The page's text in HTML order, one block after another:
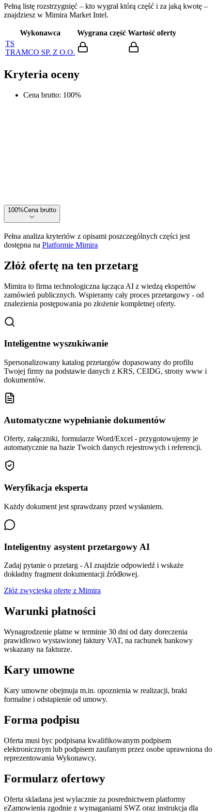
Pełną listę rozstrzygnięć – kto wygrał którą część i za jaką kwotę –
znajdziesz w Mimira Market Intel.
Wykonawca Wygrana część Wartość oferty
TS
TRAMCO SP. Z O.O.
Kryteria oceny
Cena brutto: 100%
100%Cena brutto
Pełna analiza kryteriów z opisami poszczególnych części jest
dostępna na Platformie Mimira
Złóż ofertę na ten przetarg
Mimira to firma technologiczna łącząca AI z wiedzą ekspertów
zamówień publicznych. Wspieramy cały proces przetargowy - od
znalezienia postępowania po złożenie kompletnej oferty.
Inteligentne wyszukiwanie
Spersonalizowany katalog przetargów dopasowany do profilu
Twojej firmy na podstawie danych z KRS, CEIDG, strony www i
dokumentów.
Automatyczne wypełnianie dokumentów
Oferty, załączniki, formularze Word/Excel - przygotowujemy je
automatycznie na bazie Twoich danych rejestrowych i referencji.
Weryfikacja eksperta
Każdy dokument jest sprawdzany przed wysłaniem.
Inteligentny asystent przetargowy AI
Zadaj pytanie o przetarg - AI znajdzie odpowiedź i wskaże
dokładny fragment dokumentacji źródłowej.
Złóż zwycięską ofertę z Mimira
Warunki płatności
Wynagrodzenie platne w terminie 30 dni od daty doreczenia
prawidlowo wystawionej faktury VAT, na rachunek bankowy
wskazany na fakturze.
Kary umowne
Kary umowne obejmuja m.in. opoznienia w realizacji, braki
formalne i odstapienie od umowy.
Forma podpisu
Oferta musi byc podpisana kwalifikowanym podpisem
elektronicznym lub podpisem zaufanym przez osobe uprawniona do
reprezentowania Wykonawcy.
Formularz ofertowy
Oferta skladana jest wylacznie za posrednictwem platformy
eZamowienia zgodnie z wymaganiami SWZ oraz instrukcja dla